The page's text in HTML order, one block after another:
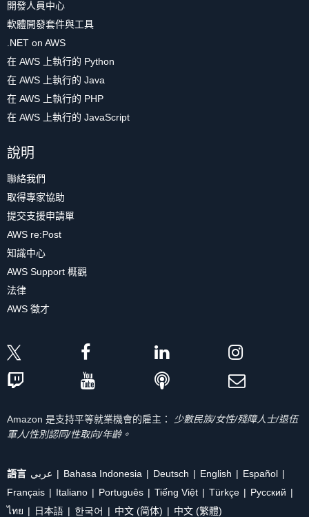
開發人員中心
軟體開發套件與工具
.NET on AWS
在 AWS 上執行的 Python
在 AWS 上執行的 Java
在 AWS 上執行的 PHP
在 AWS 上執行的 JavaScript
說明
聯絡我們
取得專家協助
提交支援申請單
AWS re:Post
知識中心
AWS Support 概觀
法律
AWS 徵才
Amazon 是支持平等就業機會的雇主：
少數民族/女性/殘障人士/退伍
軍人/性別認同/性取向/年齡。
語言 عربي Bahasa Indonesia Deutsch English
Español
Français
Italiano Português Tiếng Việt Türkçe
Ρусский
ไทย
日本語 한국어 中文 (简体) 中文 (繁體)